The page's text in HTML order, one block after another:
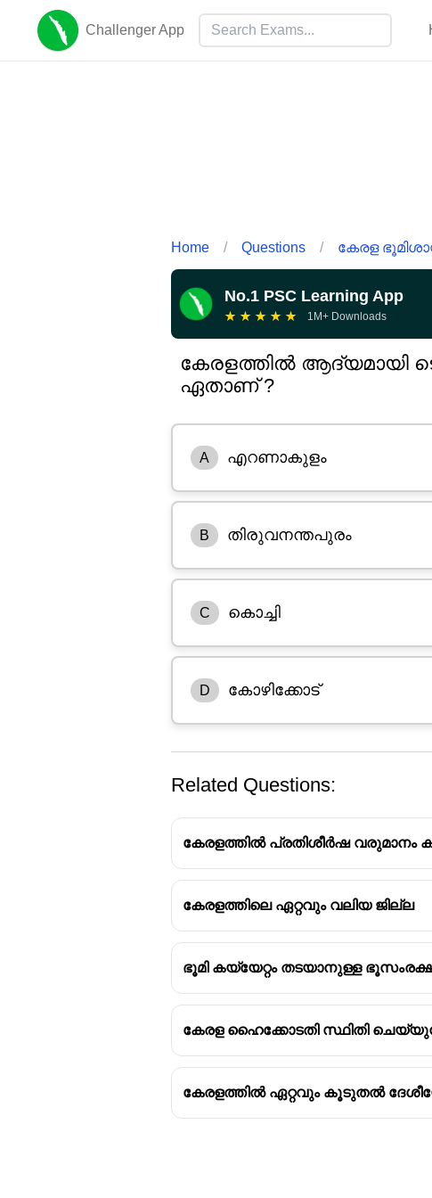
Challenger App
Home / Questions / കേരള
No.1 PSC Learning App
★ ★ ★ ★ ★ 1M+ Downloads
കേരളത്തിൽ ആദ്യമായി
ഏതാണ് ?
A എറണാകുളം
B തിരുവനന്തപുരം
C കൊച്ചി
D കോഴിക്കോട്
Related Questions:
കേരളത്തിൽ പ്രതിശീർഷ വരുമാനം
കേരളത്തിലെ ഏറ്റവും വലിയ ജില്ല
ഭൂമി കയ്യേറ്റം തടയാനുള്ള
കേരള ഹൈക്കോടതി സ്ഥിതി
കേരളത്തിൽ ഏറ്റവും കൂടുതൽ